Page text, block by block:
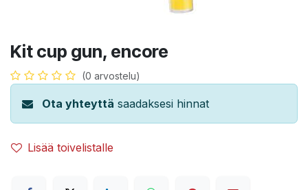
Kit cup gun, encore
(0 arvostelu)
Ota yhteyttä saadaksesi hinnat
Lisää toivelistalle